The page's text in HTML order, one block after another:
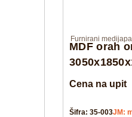
Furnirani
MDF orah
Cena na upit
Šifra: 35-003JM: